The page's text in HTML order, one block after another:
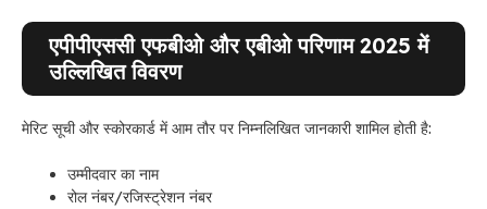
एपीपीएससी एफबीओ और एबीओ परिणाम 2025 में
उल्लिखित विवरण
मेरिट सूची और स्कोरकार्ड में आम तौर पर निम्नलिखित जानकारी शामिल होती है:
उम्मीदवार का नाम
रोल नंबर/रजिस्ट्रेशन नंबर